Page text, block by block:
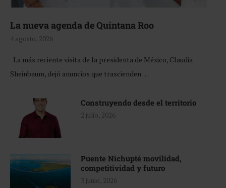
La nueva agenda de Quintana Roo
4 agosto, 2026
La más reciente visita de la presidenta de México, Claudia
Sheinbaum, dejó anuncios que trascienden …
Construyendo desde el territorio
2 julio, 2026
Puente Nichupté movilidad,
competitividad y futuro
3 junio, 2026